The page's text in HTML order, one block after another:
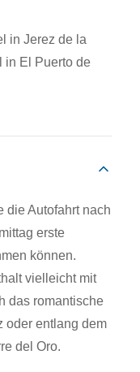
in Jerez de la
in El Puerto de
die Autofahrt nach
erste
können.
vielleicht mit
das romantische
oder entlang dem
del Oro.